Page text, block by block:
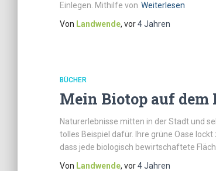
Einlegen. Mithilfe von Weiterlesen
Von Landwende, vor4 Jahren
BÜCHER
Mein Biotop auf dem
Naturerlebnisse mitten in der Stadt und
tolles Beispiel dafür. Ihre grüne Oase
dass jede biologisch bewirtschaftete
Von Landwende, vor4 Jahren